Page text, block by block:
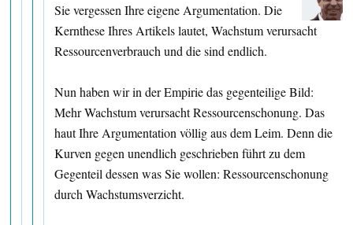
Sie vergessen Ihre eigene Argumentation. Die
Kernthese Ihres Artikels lautet, Wachstum verursacht
Ressourcenverbrauch und die sind endlich.
Nun haben wir in der Empirie das gegenteilige Bild:
Mehr Wachstum verursacht Ressourcenschonung. Das
haut Ihre Argumentation völlig aus dem Leim. Denn die
Kurven gegen unendlich geschrieben führt zu dem
Gegenteil dessen was Sie wollen: Ressourcenschonung
durch Wachstumsverzicht.